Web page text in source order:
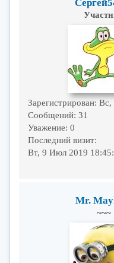
Зарегистрирован: Вс,
Сообщений: 31
Уважение: 0
Последний визит:
Вт, 9 Июл 2019
Mr.
~~~